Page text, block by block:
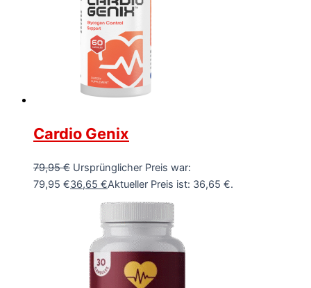
Cardio Genix
79,95€ Ursprünglicher Preis war:
79,95 €36,65 €Aktueller Preis ist: 36,65 €.